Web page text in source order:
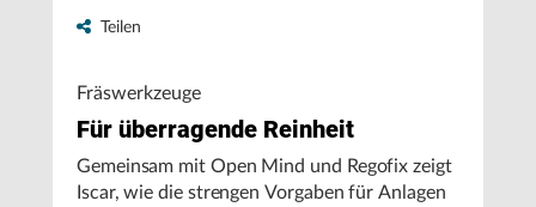
Teilen
Fräswerkzeuge
Für überragende Reinheit
Gemeinsam mit Open Mind und Regofix zeigt
Iscar, wie die strengen Vorgaben für Anlagen